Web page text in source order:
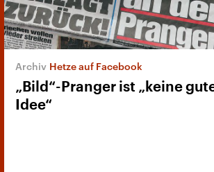
Hetze auf Facebook
„Bild“-Pranger ist „keine
Idee“